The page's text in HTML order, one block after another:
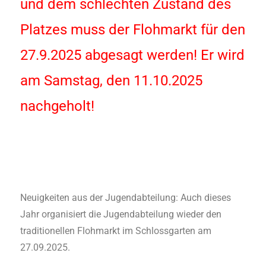
und dem schlechten Zustand des
Platzes muss der Flohmarkt für den
27.9.2025 abgesagt werden! Er wird
am Samstag, den 11.10.2025
nachgeholt!
Neuigkeiten aus der Jugendabteilung: Auch dieses
Jahr organisiert die Jugendabteilung wieder den
traditionellen Flohmarkt im Schlossgarten am
27.09.2025.